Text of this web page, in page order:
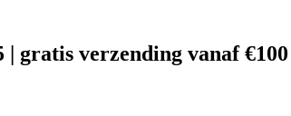
gratis verzending vanaf €100